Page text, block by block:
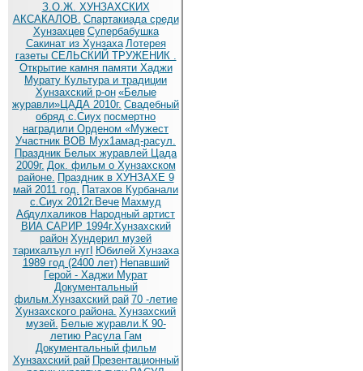
З.О.Ж. ХУНЗАХСКИХ
АКСАКАЛОВ. Спартакиада среди
Хунзахцев Супербабушка
Сакинат из Хунзаха Лотерея
газеты СЕЛЬСКИЙ ТРУЖЕНИК .
Открытие камня памяти Хаджи
Мурату Культура и традиции
Хунзахский р-он «Белые
журавли»ЦАДА 2010г. Cвадебный
обряд c.Сиух посмертно
наградили Орденом «Мужест
Участник ВОВ Мух1амад-расул.
Праздник Белых журавлей Цада
2009г. Док. фильм о Хунзахском
районе. Праздник в ХУНЗАХЕ 9
май 2011 год. Патахов Курбанали
с.Сиух 2012г.Вече Махмуд
Абдулхаликов Народный артист
ВИА САРИР 1994г.Хунзахский
район Хундерил музей
тарихалъул нугI Юбилей Хунзаха
1989 год (2400 лет) Непавший
Герой - Хаджи Мурат
Документальный
фильм.Хунзахский рай 70 -летие
Хунзахского района. Хунзахский
музей. Белые журавли.К 90-
летию Расула Гам
Документальный фильм
Хунзахский рай Презентационный